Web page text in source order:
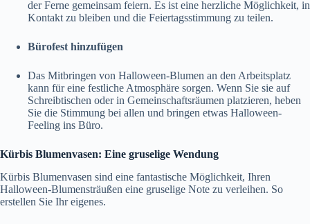
der Ferne gemeinsam feiern. Es ist eine herzliche Möglichkeit, in
Kontakt zu bleiben und die Feiertagsstimmung zu teilen.
Bürofest hinzufügen
Das Mitbringen von Halloween-Blumen an den Arbeitsplatz
kann für eine festliche Atmosphäre sorgen. Wenn Sie sie auf
Schreibtischen oder in Gemeinschaftsräumen platzieren, heben
Sie die Stimmung bei allen und bringen etwas Halloween-
Feeling ins Büro.
Kürbis Blumenvasen: Eine gruselige Wendung
Kürbis Blumenvasen sind eine fantastische Möglichkeit, Ihren
Halloween-Blumensträußen eine gruselige Note zu verleihen. So
erstellen Sie Ihr eigenes.